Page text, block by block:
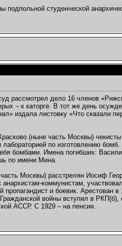
подпольной студенческой
рассмотрел дело 16 членов
– к каторге. В тот же день
издала листовку «Что сказали
(ныне часть Москвы)
лабораторией по изготовлению
бомбами. Имена погибших:
по имени Мина.
Москвы) расстрелян Иосиф
коммунистам,
пропагандист и боевик.
войны вступил в
АССР. С 1929 – на пенсии.